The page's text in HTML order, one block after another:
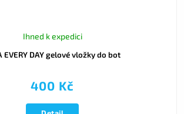
EVERY DAY gelové vložky do bot
Ihned k expedici
400 Kč